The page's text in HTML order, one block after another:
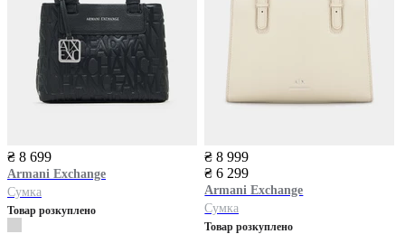
₴ 8 699
Armani Exchange
Сумка
Товар розкуплено
₴ 8 999
₴ 6 299
Armani Exchange
Сумка
Товар розкуплено